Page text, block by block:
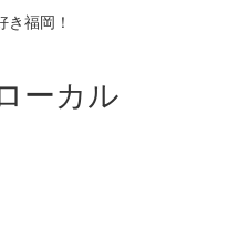
き福岡！
ーカル